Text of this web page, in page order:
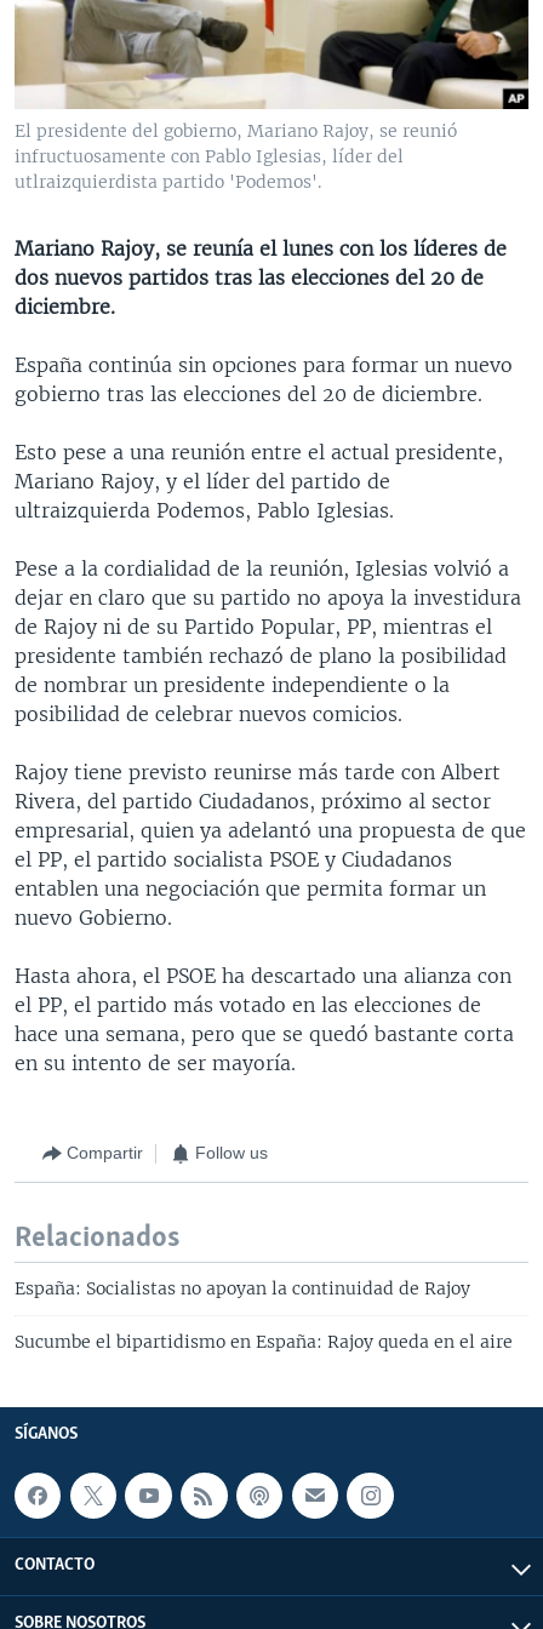
VENEZUELA
BRASIL
NICARAGUA
ECONOMÍA
ENTRETENIMIENTO Y CULTURA
TECNOLOGÍA
DEPORTES
CIENCIA Y SALUD
MULTIMEDIA
VIDEOS
FOTOGRAFÍA
AUDIOS
PROGRAMAS TV
EL MUNDO AL DÍA
FORO INTERAMERICANO
VISIÓN 360
LAS CLAVES
PANORAMA
RADIO
AVANCE INFORMATIVO
AUDIONOTICIAS
BUENOS DÍAS AMÉRICA
ESTADOS UNIDOS AL DÍA
FORO [RADIO]
NOTA ECONÓMICA
ENTRETENIMIENTO
DIRECT
DOCUMENTALES DE LA VOA
Learning English
El presidente del gobierno, Mariano Rajoy, se reunió
infructuosamente con Pablo Iglesias, líder del
utlraizquierdista partido 'Podemos'.
Mariano Rajoy, se reunía el lunes con los líderes de
dos nuevos partidos tras las elecciones del 20 de
diciembre.
España continúa sin opciones para formar un nuevo
gobierno tras las elecciones del 20 de diciembre.
Esto pese a una reunión entre el actual presidente,
Mariano Rajoy, y el líder del partido de
ultraizquierda Podemos, Pablo Iglesias.
Pese a la cordialidad de la reunión, Iglesias volvió a
dejar en claro que su partido no apoya la investidura
de Rajoy ni de su Partido Popular, PP, mientras el
presidente también rechazó de plano la posibilidad
de nombrar un presidente independiente o la
posibilidad de celebrar nuevos comicios.
Rajoy tiene previsto reunirse más tarde con Albert
Rivera, del partido Ciudadanos, próximo al sector
empresarial, quien ya adelantó una propuesta de que
el PP, el partido socialista PSOE y Ciudadanos
entablen una negociación que permita formar un
nuevo Gobierno.
Hasta ahora, el PSOE ha descartado una alianza con
el PP, el partido más votado en las elecciones de
hace una semana, pero que se quedó bastante corta
en su intento de ser mayoría.
Compartir Follow us
Relacionados
España: Socialistas no apoyan la continuidad de Rajoy
Sucumbe el bipartidismo en España: Rajoy queda en el aire
SÍGANOS
CONTACTO
SOBRE NOSOTROS